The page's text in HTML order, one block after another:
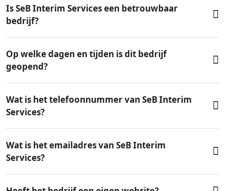
Is SeB Interim Services een betrouwbaar
bedrijf?
Op welke dagen en tijden is dit bedrijf
geopend?
Wat is het telefoonnummer van SeB Interim
Services?
Wat is het emailadres van SeB Interim
Services?